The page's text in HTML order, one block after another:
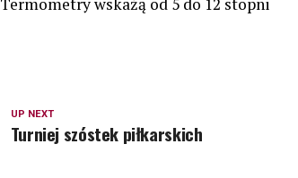
UP NEXT
Turniej szóstek piłkarskich